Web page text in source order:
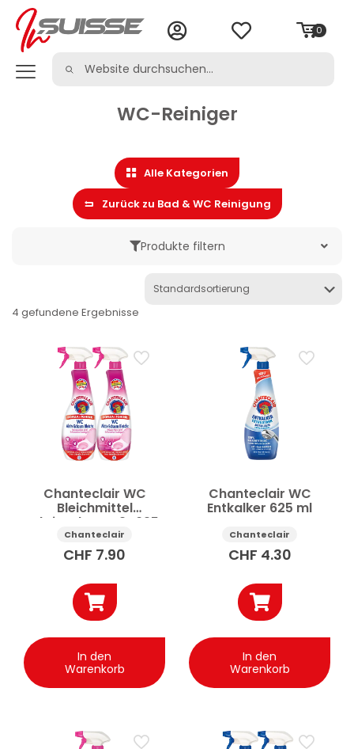
0
WC-Reiniger
Alle Kategorien
Zurück zu Bad & WC Reinigung
Produkte filtern
Haushaltsreinigung & -pflege
Bad & WC Reinigung
Badreiniger
Entkalker
✕Alle Filter zurücksetzen
4 gefundene Ergebnisse
Chanteclair WC
Bleichmittel
Aktivschaum 2×625
ml
Chanteclair
CHF 7.90
In den
Warenkorb
Chanteclair WC
Entkalker 625 ml
Chanteclair
CHF 4.30
In den
Warenkorb